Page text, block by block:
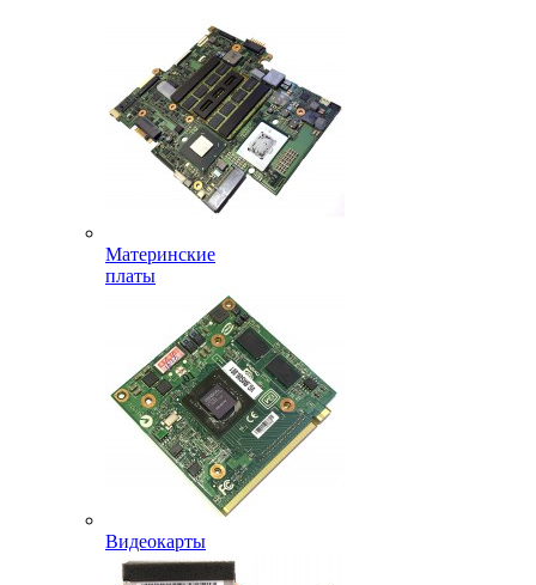
Материнские
платы
Видеокарты